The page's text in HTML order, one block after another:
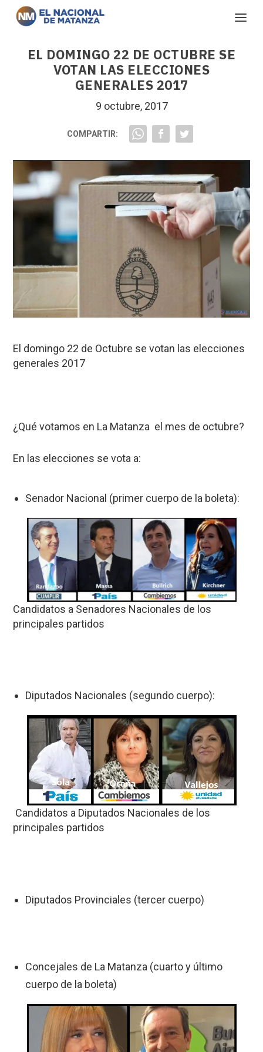
EL DOMINGO 22 DE OCTUBRE SE
VOTAN LAS ELECCIONES
GENERALES 2017
9 octubre, 2017
COMPARTIR:
El domingo 22 de Octubre se votan las elecciones
generales 2017
¿Qué votamos en La Matanza el mes de octubre?
En las elecciones se vota a:
Senador Nacional (primer cuerpo de la boleta):
Candidatos a Senadores Nacionales de los
principales partidos
Diputados Nacionales (segundo cuerpo):
Candidatos a Diputados Nacionales de los
principales partidos
Diputados Provinciales (tercer cuerpo)
Concejales de La Matanza (cuarto y último
cuerpo de la boleta)